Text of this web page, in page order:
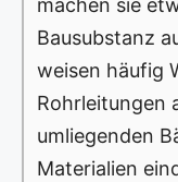
machen sie
Bausubstanz
weisen häufig
Rohrleitungen
umliegenden
Materialien